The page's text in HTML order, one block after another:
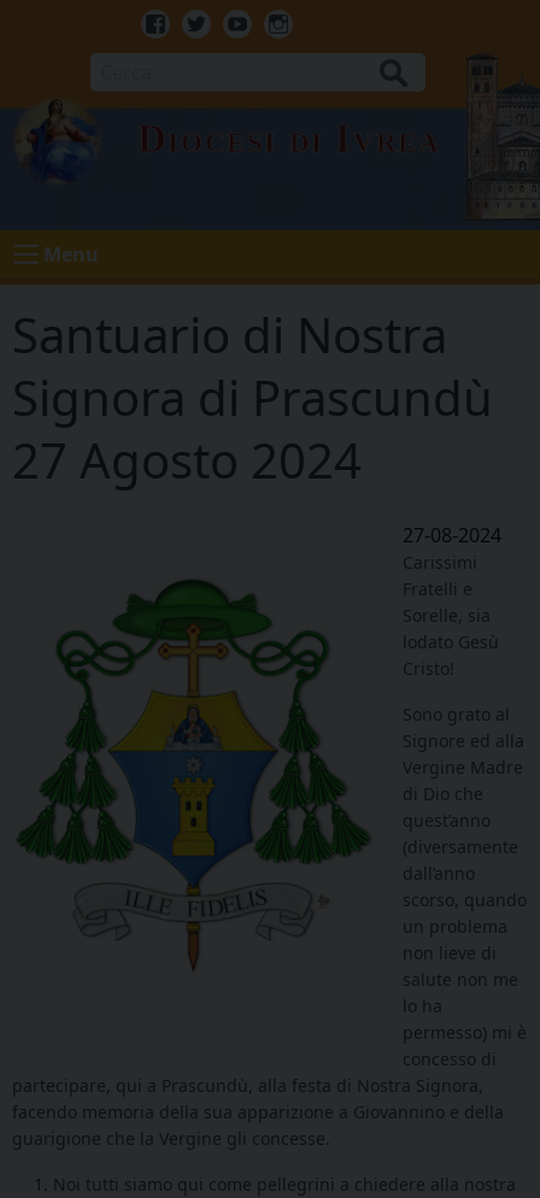
Facebook
TwitterYoutubeInstagram
Diocesi di Ivrea
Menu
Santuario di Nostra
Signora di Prascundù
27 Agosto 2024
27-08-2024
Carissimi
Fratelli e
Sorelle, sia
lodato Gesù
Cristo!
Sono grato al
Signore ed alla
Vergine Madre
di Dio che
quest’anno
(diversamente
dall’anno
scorso, quando
un problema
non lieve di
salute non me
lo ha
permesso) mi è
concesso di
partecipare, qui a Prascundù, alla festa di Nostra Signora,
facendo memoria della sua apparizione a Giovannino e della
guarigione che la Vergine gli concesse.
Noi tutti siamo qui come pellegrini a chiedere alla nostra